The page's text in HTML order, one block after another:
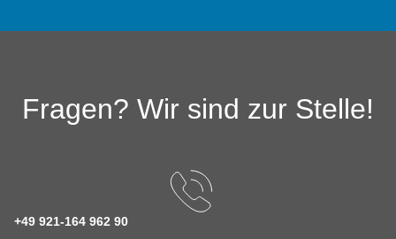
Fragen? Wir sind zur Stelle!
+49 921-164 962 90